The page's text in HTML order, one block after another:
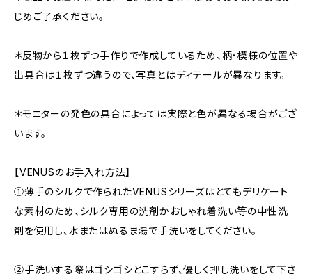
じめご了承ください。
＊反物から１枚ずつ手作りで作成しているため、柄・模様の位置や
出具合は１枚ずつ違うので、写真とはディテールが異なります。
＊モニターの発色の具合によっては実際と色が異なる場合がござ
います。
【VENUSのお手入れ方法】
①薄手のシルクで作られたVENUSシリーズはとてもデリケート
な素材のため、シルク専用の洗剤かおしゃれ着洗い等の中性洗
剤を使用し、水またはぬるま湯で手洗いをしてください。
②手洗いする際はゴシゴシとこすらず、優しく押し洗いをして下さ